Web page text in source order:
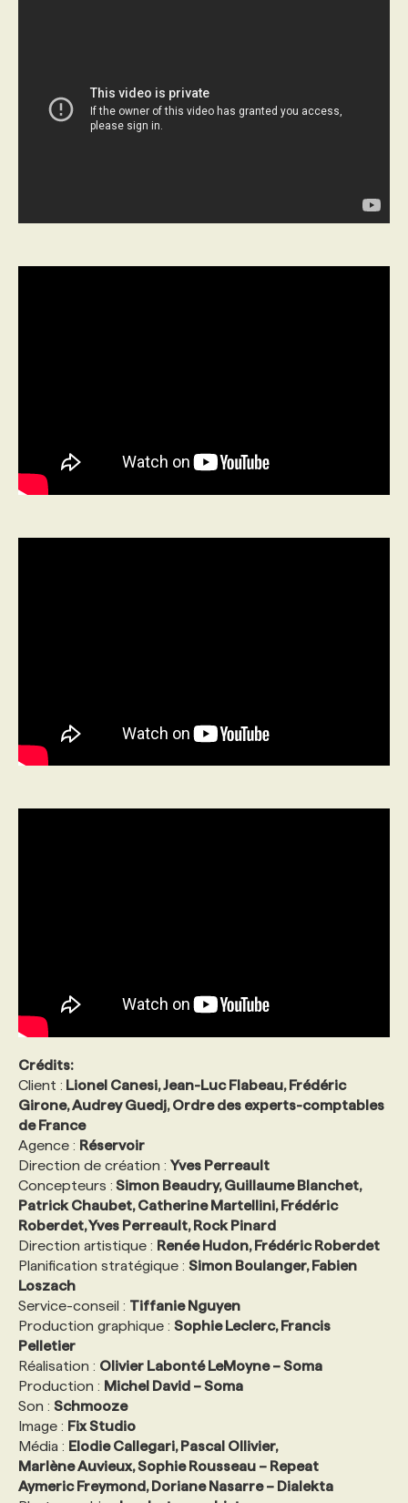
Crédits:
Client : Lionel Canesi, Jean-Luc Flabeau, Frédéric
Girone, Audrey Guedj, Ordre des experts-comptables
de France
Agence : Réservoir
Direction de création : Yves Perreault
Concepteurs : Simon Beaudry, Guillaume Blanchet,
Patrick Chaubet, Catherine Martellini, Frédéric
Roberdet, Yves Perreault, Rock Pinard
Direction artistique : Renée Hudon, Frédéric Roberdet
Planification stratégique : Simon Boulanger, Fabien
Loszach
Service-conseil : Tiffanie Nguyen
Production graphique : Sophie Leclerc, Francis
Pelletier
Réalisation : Olivier Labonté LeMoyne – Soma
Production : Michel David – Soma
Son : Schmooze
Image : Fix Studio
Média : Elodie Callegari, Pascal Ollivier,
Marlène Auvieux, Sophie Rousseau – Repeat
Aymeric Freymond, Doriane Nasarre – Dialekta